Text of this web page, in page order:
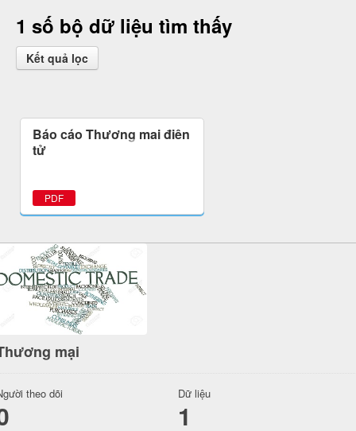
1 số bộ dữ liệu tìm thấy
Kết quả lọc
Báo cáo Thương mại điện
tử
PDF
mại
theo dõi Dữ liệu
1